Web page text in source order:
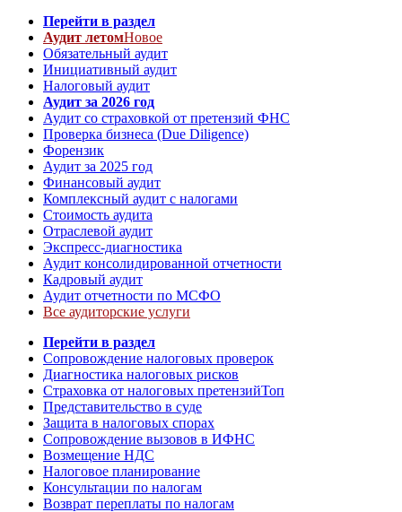
Перейти в раздел
Аудит летомНовое
Обязательный аудит
Инициативный аудит
Налоговый аудит
Аудит за 2026 год
Аудит со страховкой от претензий ФНС
Проверка бизнеса (Due Diligence)
Форензик
Аудит за 2025 год
Финансовый аудит
Комплексный аудит с налогами
Стоимость аудита
Отраслевой аудит
Экспресс-диагностика
Аудит консолидированной отчетности
Кадровый аудит
Аудит отчетности по МСФО
Все аудиторские услуги
Перейти в раздел
Сопровождение налоговых проверок
Диагностика налоговых рисков
Страховка от налоговых претензийТоп
Представительство в суде
Защита в налоговых спорах
Сопровождение вызовов в ИФНС
Возмещение НДС
Налоговое планирование
Консультации по налогам
Возврат переплаты по налогам